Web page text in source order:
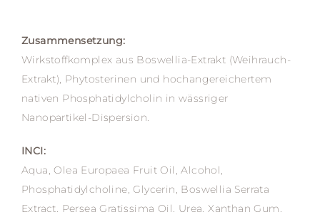
Zusammensetzung:
Wirkstoffkomplex aus Boswellia-Extrakt (Weihrauch-
Extrakt), Phytosterinen und hochangereichertem
nativen Phosphatidylcholin in wässriger
Nanopartikel-Dispersion.
INCI:
Aqua, Olea Europaea Fruit Oil, Alcohol,
Phosphatidylcholine, Glycerin, Boswellia Serrata
Extract, Persea Gratissima Oil, Urea, Xanthan Gum,